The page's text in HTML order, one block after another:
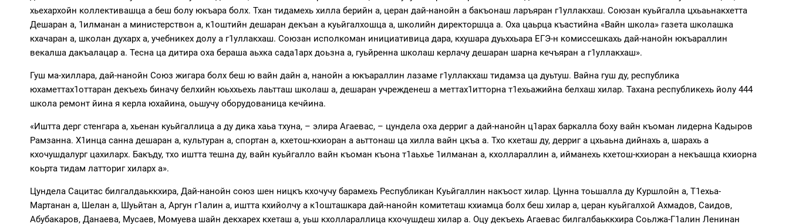
хьехархойн коллективашца а беш болу юкъара болх. Тхан тидамехь хилла берийн а, церан дай-нанойн а бакъонаш ларъяран г1уллакхаш. Союзан куьйгалла цхьаьнакхетта
Дешаран а, 1илманан а министерствон а, к1оштийн дешаран декъан а куьйгалхошца а, школийн директоршца а. Оха цаьрца къастийна «Вайн школа» газета школашка
кхачаран а, школан духарх а, учебникех долу а г1уллакхаш. Союзан исполкоман инициативица дара, кхушара дуьххьара ЕГЭ-н комиссешкахь дай-нанойн юкъараллин
векалша дакъалацар а. Тесна ца дитира оха бераша аьхка сада1арх доьзна а, гуьйренна школаш керлачу дешаран шарна кечъяран а г1уллакхаш».
Гуш ма-хиллара, дай-нанойн Союз жигара болх беш ю вайн дайн а, нанойн а юкъараллин лазаме г1уллакхаш тидамза ца дуьтуш. Вайна гуш ду, республика
юхаметтах1оттаран декъехь биначу белхийн юьххьехь лаьтташ школаш а, дешаран учрежденеш а меттах1итторна т1ехьажийна белхаш хилар. Тахана республикехь йолу 444
школа ремонт йина я керла юхайина, оьшучу оборудованица кечйина.
«Иштта дерг стенгара а, хьенан куьйгаллица а ду дика хаьа тхуна, – элира Агаевас, – цундела оха дерриг а дай-нанойн ц1арах баркалла боху вайн къоман лидерна Кадыров
Рамзанна. Х1инца санна дешаран а, культуран а, спортан а, кхетош-кхиоран а аьттонаш ца хилла вайн цкъа а. Тхо кхеташ ду, дерриг а цхьаьна дийнахь а, шарахь а
кхочушдалург цахиларх. Бакъду, тхо иштта тешна ду, вайн куьйгалло вайн къоман къона т1аьхье 1илманан а, кхоллараллин а, ийманехь кхетош-кхиоран а некъашца кхиорна
коьрта тидам латториг хиларх а».
Цундела Сацитас билгалдаьккхира, Дай-нанойн cоюз шен ницкъ кхочучу барамехь Республикан Куьйгаллин накъост хилар. Цунна тоьшалла ду Куршлойн а, Т1ехьа-
Мартанан а, Шелан а, Шуьйтан а, Аргун г1алин а, иштта кхийолчу а к1ошташкара дай-нанойн комитеташ кхиамца болх беш хилар а, церан куьйгалхой Ахмадов, Саидов,
Абубакаров, Данаева, Мусаев, Момуева шайн декхарех кхеташ а, уьш кхоллараллица кхочушдеш хилар а. Оцу декъехь Агаевас билгалбаьккхира Соьлжа-Г1алин Ленинан